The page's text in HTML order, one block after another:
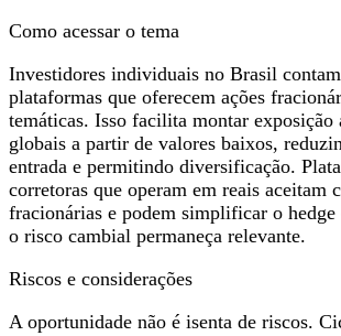
Como acessar o tema
Investidores individuais no Brasil
plataformas que oferecem ações
temáticas. Isso facilita montar exposição
globais a partir de valores baixos,
entrada e permitindo diversificação.
corretoras que operam em reais aceitam
fracionárias e podem simplificar o hedge
o risco cambial permaneça relevante.
Riscos e considerações
A oportunidade não é isenta de riscos.